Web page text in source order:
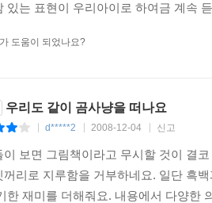
있는 표현이 우리아이로 하여금 계속
도움이 되었나요?
우리도 같이 곰사냥을 떠나요
d*****2 2008-12-04 신고
이 보면 그림책이라고 무시할 것이 결
꺼리로 지루함을 거부하네요. 일단 흑
한 재미를 더해줘요. 내용에서 다양한